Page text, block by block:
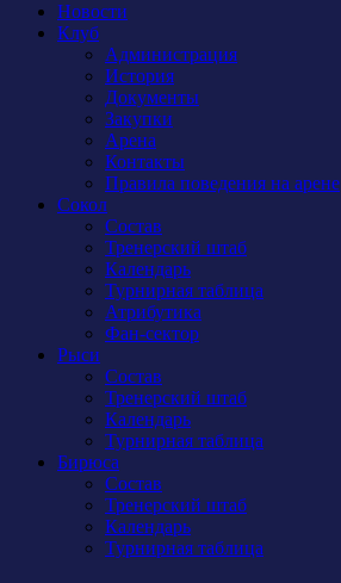
Новости
Клуб
Администрация
История
Документы
Закупки
Арена
Контакты
Правила поведения на арене
Сокол
Состав
Тренерский штаб
Календарь
Турнирная таблица
Атрибутика
Фан-сектор
Рыси
Состав
Тренерский штаб
Календарь
Турнирная таблица
Бирюса
Состав
Тренерский штаб
Календарь
Турнирная таблица